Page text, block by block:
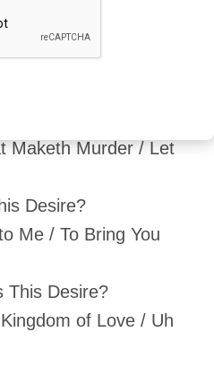
/ Let England
/ Let England
Maketh Murder / Let
Desire?
Me / To Bring You
This Desire?
of Love / Uh